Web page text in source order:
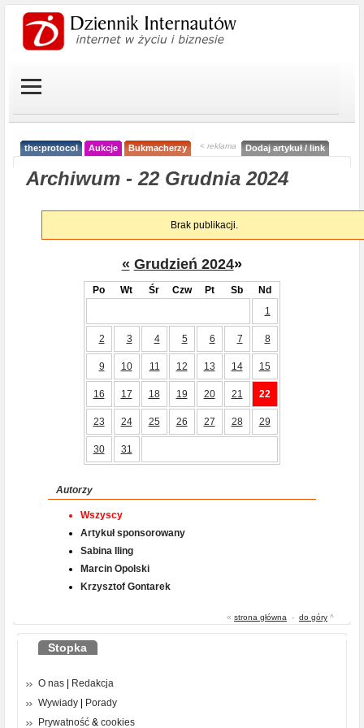
the:protocol Aukcje Bukmacherzy < reklama Dodaj artykuł / link
Archiwum - 22 Grudnia 2024
Brak publikacji.
« Grudzień 2024»
Po Wt Śr Czw Pt Sb
Nd
1
2 3 4 5 6 7 8
9 10 11 12 13 14 15
16 17 18 19 20 21 22
23 24 25 26 27 28 29
30 31
Autorzy
Wszyscy
Artykuł sponsorowany
Sabina Iling
Marcin Opolski
Krzysztof Gontarek
« strona główna - do góry ^
Stopka
O nas
Redakcja
Wywiady
Porady
Prywatność & cookies